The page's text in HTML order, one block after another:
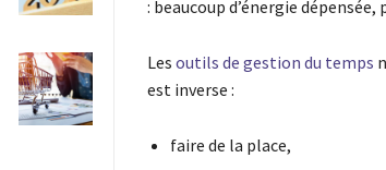
: beaucoup d’énergie
Les outils de gestion du temps
est inverse :
faire de la place,